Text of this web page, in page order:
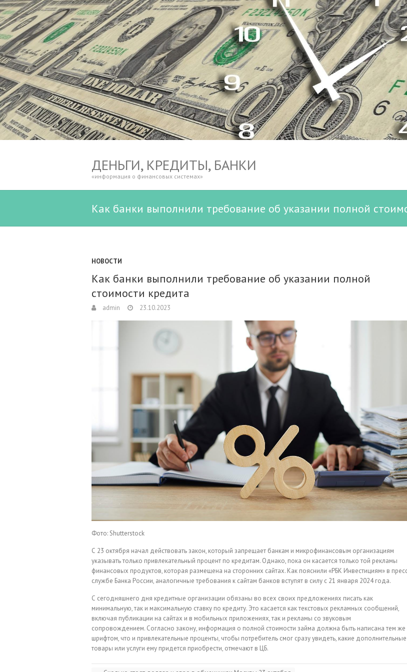
ДЕНЬГИ, КРЕДИТЫ, БАНКИ
«информация о финансовых системах»
Как банки выполнили требование об указании полной
НОВОСТИ
Как банки выполнили требование об указании полной
стоимости кредита
admin 23.10.2023
Фото: Shutterstock
С 23 октября начал действовать закон, который запрещает банкам и микрофинансовым организациям
указывать только привлекательный процент по кредитам. Однако, пока он касается только той рекламы
финансовых продуктов, которая размещена на сторонних сайтах. Как пояснили «РБК Инвестициям» в
службе Банка России, аналогичные требования к сайтам банков вступят в силу с 21 января 2024 года.
С сегодняшнего дня кредитные организации обязаны во всех своих предложениях писать как
минимальную, так и максимальную ставку по кредиту. Это касается как текстовых рекламных сообщений,
включая публикации на сайтах и в мобильных приложениях, так и рекламы со звуковым
сопровождением. Согласно закону, информация о полной стоимости займа должна быть написана тем же
шрифтом, что и привлекательные проценты, чтобы потребитель смог сразу увидеть, какие дополнительные
товары или услуги ему придется приобрести, отмечают в ЦБ.